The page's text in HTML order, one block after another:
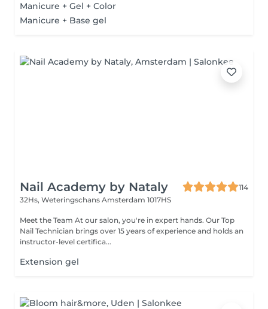
Manicure + Gel + Color
Manicure + Base gel
Nail Academy by Nataly
114
32Hs, Weteringschans Amsterdam 1017HS
Meet the Team At our salon, you're in expert hands. Our Top
Nail Technician brings over 15 years of experience and holds an
instructor-level certifica...
Extension gel